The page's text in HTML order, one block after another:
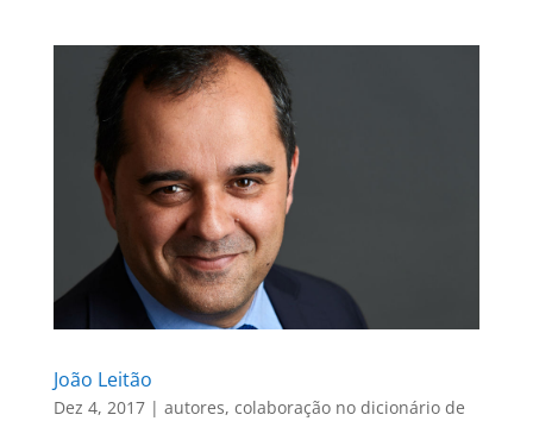
João Leitão
Dez 4, 2017| autores, colaboração no dicionário de